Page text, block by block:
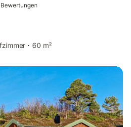
Bewertungen
60 m²